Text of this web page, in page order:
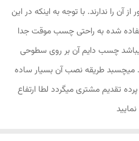
آن را ندارند. با توجه به اینکه در این
شده به راحتی چسب موقت جدا
چسب دایم آن بر روی سطوحی
طریقه نصب آن بسیار ساده
تقدیم مشتری میگردد لطا ارتفاع